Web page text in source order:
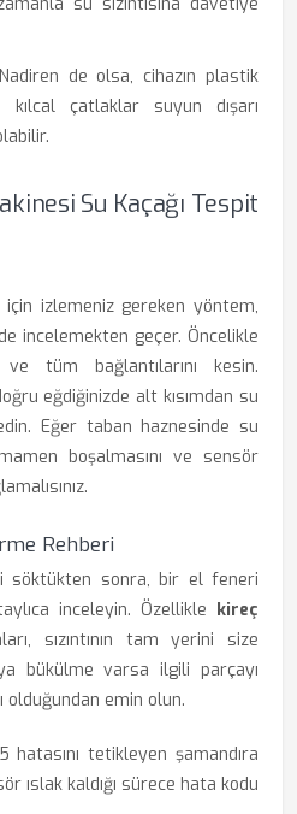
Nadiren de olsa, cihazın plastik
kılcal çatlaklar suyun dışarı
Su Kaçağı Tespit
için izlemeniz gereken yöntem,
incelemekten geçer. Öncelikle
ve tüm bağlantılarını kesin.
eğdiğinizde alt kısımdan su
Eğer taban haznesinde su
boşalmasını ve sensör
Rehberi
söktükten sonra, bir el feneri
inceleyin. Özellikle kireç
sızıntının tam yerini size
bükülme varsa ilgili parçayı
olduğundan emin olun.
hatasını tetikleyen şamandıra
ıslak kaldığı sürece hata kodu